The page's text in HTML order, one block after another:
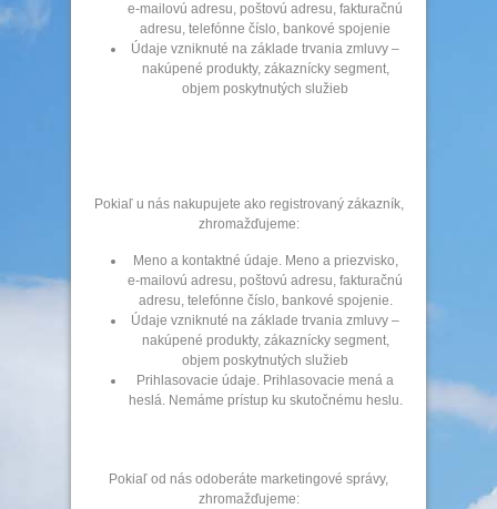
e-mailovú adresu, poštovú adresu, fakturačnú
adresu, telefónne číslo, bankové spojenie
Údaje vzniknuté na základe trvania zmluvy –
nakúpené produkty, zákaznícky segment,
objem poskytnutých služieb
Pokiaľ u nás nakupujete ako registrovaný zákazník,
zhromažďujeme:
Meno a kontaktné údaje. Meno a priezvisko,
e-mailovú adresu, poštovú adresu, fakturačnú
adresu, telefónne číslo, bankové spojenie.
Údaje vzniknuté na základe trvania zmluvy –
nakúpené produkty, zákaznícky segment,
objem poskytnutých služieb
Prihlasovacie údaje. Prihlasovacie mená a
heslá. Nemáme prístup ku skutočnému heslu.
Pokiaľ od nás odoberáte marketingové správy,
zhromažďujeme: